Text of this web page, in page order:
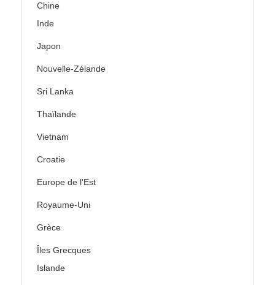
Chine
Inde
Japon
Nouvelle-Zélande
Sri Lanka
Thaïlande
Vietnam
Croatie
Europe de l'Est
Royaume-Uni
Grèce
Îles Grecques
Islande